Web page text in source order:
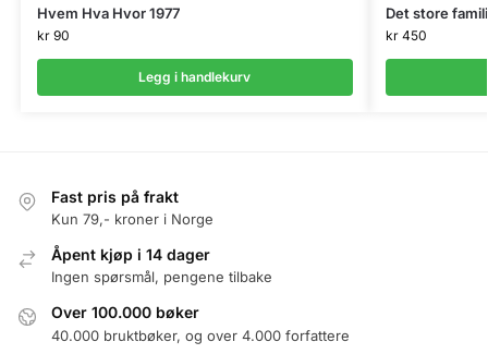
Hvem Hva Hvor 1977
kr90
Legg i handlekurv
Det store
kr450
Fast pris på frakt
Kun 79,- kroner i Norge
Åpent kjøp i 14 dager
Ingen spørsmål, pengene tilbake
Over 100.000 bøker
40.000 bruktbøker, og over 4.000 forfattere